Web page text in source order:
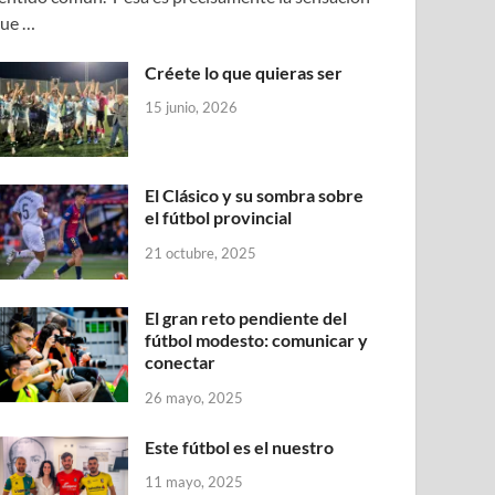
…
Créete lo que quieras ser
15 junio, 2026
El Clásico y su sombra sobre
el fútbol provincial
21 octubre, 2025
El gran reto pendiente del
fútbol modesto: comunicar y
conectar
26 mayo, 2025
Este fútbol es el nuestro
11 mayo, 2025